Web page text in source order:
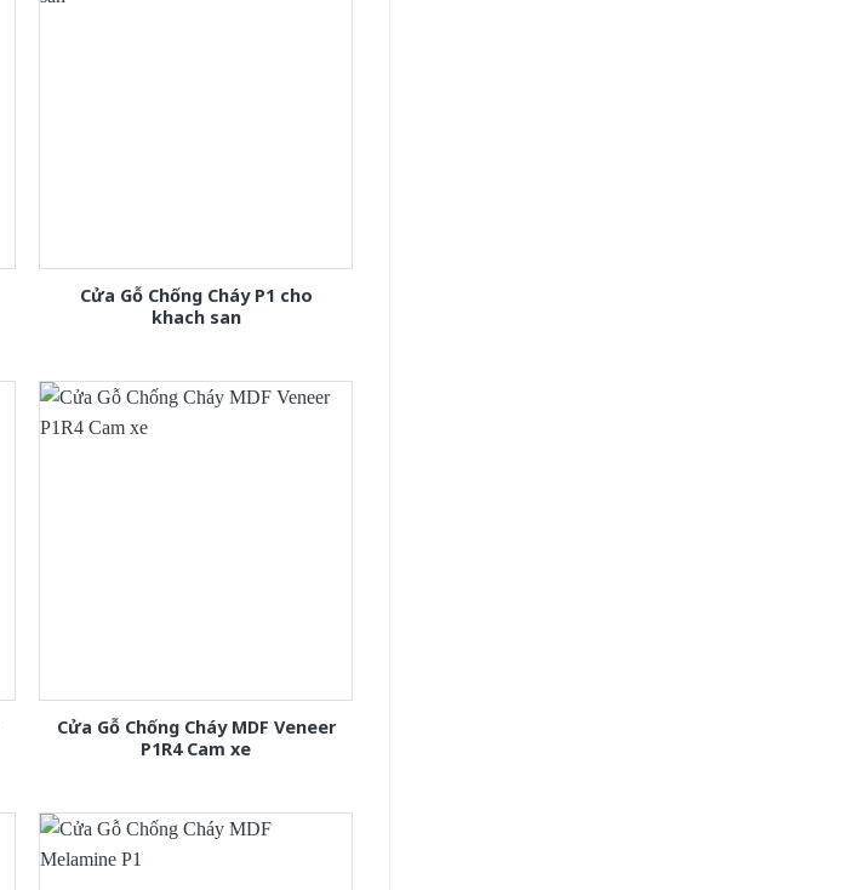
Cửa Gỗ Chống Cháy P1 cho
khach san
Cửa Gỗ Chống Cháy MDF Veneer
P1R4 Cam xe